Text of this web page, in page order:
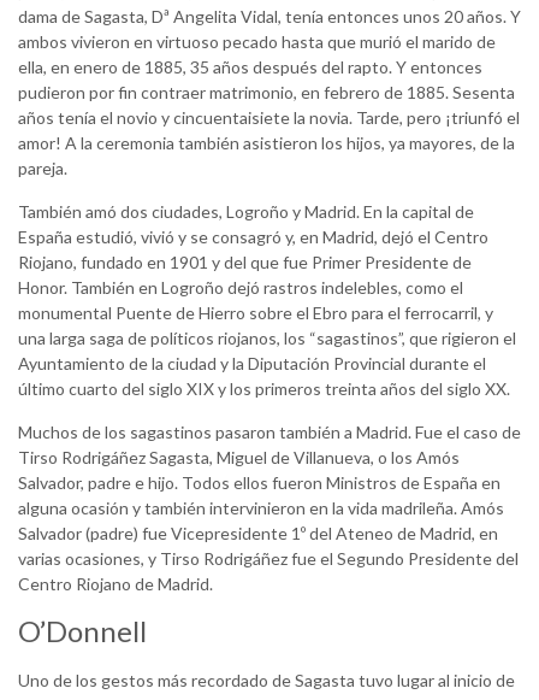
dama de Sagasta, Dª Angelita Vidal, tenía entonces unos 20 años. Y
ambos vivieron en virtuoso pecado hasta que murió el marido de
ella, en enero de 1885, 35 años después del rapto. Y entonces
pudieron por fin contraer matrimonio, en febrero de 1885. Sesenta
años tenía el novio y cincuentaisiete la novia. Tarde, pero ¡triunfó el
amor! A la ceremonia también asistieron los hijos, ya mayores, de la
pareja.
También amó dos ciudades, Logroño y Madrid. En la capital de
España estudió, vivió y se consagró y, en Madrid, dejó el Centro
Riojano, fundado en 1901 y del que fue Primer Presidente de
Honor. También en Logroño dejó rastros indelebles, como el
monumental Puente de Hierro sobre el Ebro para el ferrocarril, y
una larga saga de políticos riojanos, los “sagastinos”, que rigieron el
Ayuntamiento de la ciudad y la Diputación Provincial durante el
último cuarto del siglo XIX y los primeros treinta años del siglo XX.
Muchos de los sagastinos pasaron también a Madrid. Fue el caso de
Tirso Rodrigáñez Sagasta, Miguel de Villanueva, o los Amós
Salvador, padre e hijo. Todos ellos fueron Ministros de España en
alguna ocasión y también intervinieron en la vida madrileña. Amós
Salvador (padre) fue Vicepresidente 1º del Ateneo de Madrid, en
varias ocasiones, y Tirso Rodrigáñez fue el Segundo Presidente del
Centro Riojano de Madrid.
O’Donnell
Uno de los gestos más recordado de Sagasta tuvo lugar al inicio de